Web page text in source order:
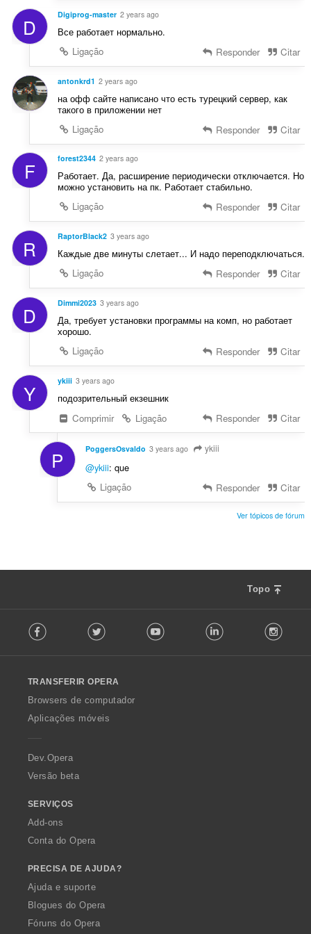
D Digiprog-master 2 years ago
Все работает нормально.
Ligação
Responder Citar
antonkrd1 2 years ago
на офф сайте написано что есть турецкий сервер, как
такого в приложении нет
Ligação
Responder Citar
F forest2344 2 years ago
Работает. Да, расширение периодически отключается. Но
можно установить на пк. Работает стабильно.
Ligação
Responder Citar
R RaptorBlack2 3 years ago
Каждые две минуты слетает... И надо переподключаться.
Ligação
Responder Citar
D Dimmi2023 3 years ago
Да, требует установки программы на комп, но работает
хорошо.
Ligação
Responder Citar
Y ykiii 3 years ago
подозрительный екзешник
Comprimir
Ligação Responder Citar
P PoggersOsvaldo 3 years ago ykiii
@ykiii: que
Ligação
Responder Citar
Ver tópicos de fórum
Topo
o
w
O
p
a
Facebook Twitter Youtube LinkedIn
TRANSFERIR OPERA
Browsers de computador
Aplicações móveis
Dev.Opera
Versão beta
SERVIÇOS
Add-ons
Conta do Opera
PRECISA DE AJUDA?
Ajuda e suporte
Blogues do Opera
Fóruns do Opera